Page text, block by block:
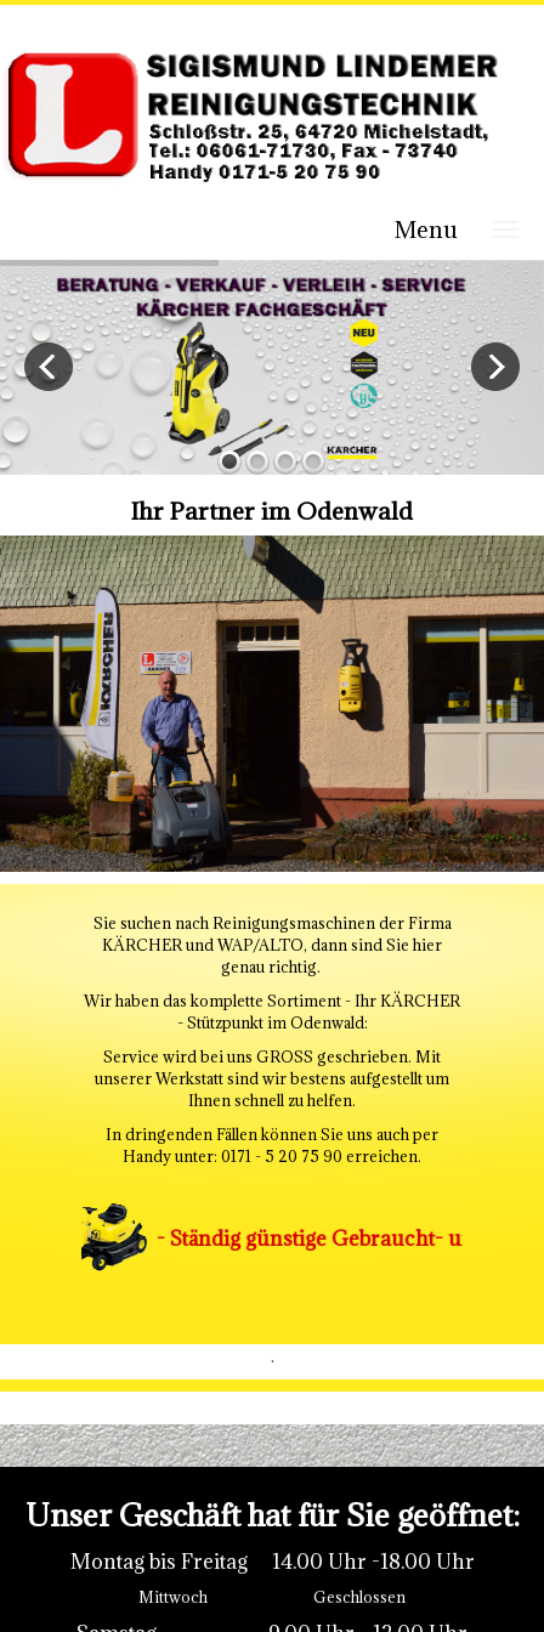
Menu
Ihr Partner im Odenwald
Sie suchen nach Reinigungsmaschinen der Firma
KÄRCHER und WAP/ALTO, dann sind Sie hier
genau richtig.
Wir haben das komplette Sortiment - Ihr KÄRCHER
- Stützpunkt im Odenwald:
Service wird bei uns GROSS geschrieben. Mit
unserer Werkstatt sind wir bestens aufgestellt um
Ihnen schnell zu helfen.
In dringenden Fällen können Sie uns auch per
Handy unter: 0171 - 5 20 75 90 erreichen.
- Ständig günstige Gebraucht- und
.
.
Unser Geschäft hat für Sie geöffnet:
Montag bis Freitag 14.00 Uhr -18.00 Uhr
Mittwoch Geschlossen